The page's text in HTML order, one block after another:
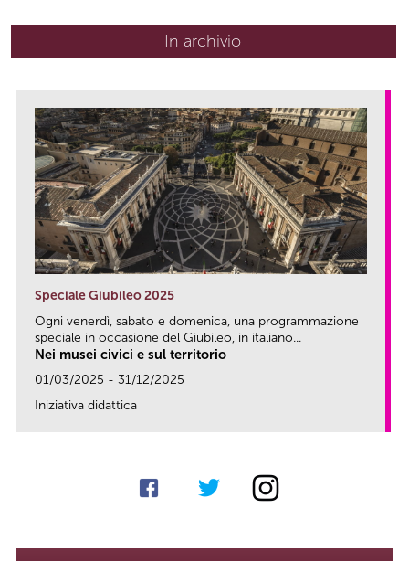
In archivio
Speciale Giubileo 2025
Ogni venerdì, sabato e domenica, una programmazione
speciale in occasione del Giubileo, in italiano...
Nei musei civici e sul territorio
01/03/2025 - 31/12/2025
Iniziativa didattica